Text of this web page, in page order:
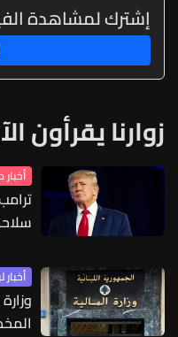
إشترك لمشاهدة
زوارنا يقرأون
أخبار
أخبار